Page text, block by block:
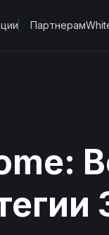
Партнерам